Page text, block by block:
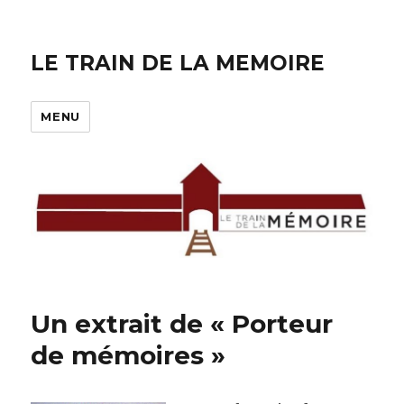
LE TRAIN DE LA MEMOIRE
MENU
Un extrait de « Porteur
de mémoires »